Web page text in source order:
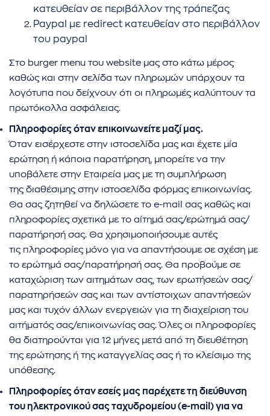
κατευθείαν σε περιβάλλον της τράπεζας
Paypal με redirect κατευθείαν στο περιβάλλον
του paypal
Στο burger menu του website μας στο κάτω μέρος
καθώς και στην σελίδα των πληρωμών υπάρχουν τα
λογότυπα που δείχνουν ότι οι πληρωμές καλύπτουν τα
πρωτόκολλα ασφάλειας.
Πληροφορίες όταν επικοινωνείτε μαζί μας.
Όταν εισέρχεστε στην ιστοσελίδα μας και έχετε μία
ερώτηση ή κάποια παρατήρηση, μπορείτε να την
υποβάλετε στην Εταιρεία μας με τη συμπλήρωση
της διαθέσιμης στην ιστοσελίδα φόρμας επικοινωνίας.
Θα σας ζητηθεί να δηλώσετε το e-mail σας καθώς και
πληροφορίες σχετικά με το αίτημά σας/ερώτημά σας/
παρατήρησή σας. Θα χρησιμοποιήσουμε αυτές
τις πληροφορίες μόνο για να απαντήσουμε σε σχέση με
το ερώτημά σας/παρατήρησή σας. Θα προβούμε σε
καταχώριση των αιτημάτων σας, των ερωτήσεών σας/
παρατηρήσεών σας και των αντίστοιχων απαντήσεών
μας και τυχόν άλλων ενεργειών για τη διαχείριση του
αιτήματός σας/επικοινωνίας σας. Όλες οι πληροφορίες
θα διατηρούνται για 12 μήνες μετά από τη διευθέτηση
της ερώτησης ή της καταγγελίας σας ή το κλείσιμο της
υπόθεσης.
Πληροφορίες όταν εσείς μας παρέχετε τη διεύθυνση
του ηλεκτρονικού σας ταχυδρομείου (e-mail) για να